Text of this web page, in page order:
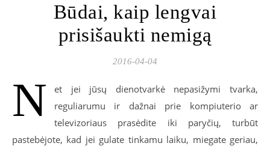
Būdai, kaip lengvai
prisišaukti nemigą
2016-04-04
N
et jei jūsų dienotvarkė nepasižymi tvarka,
reguliarumu ir dažnai prie kompiuterio ar
televizoriaus prasėdite iki paryčių, turbūt
pastebėjote, kad jei gulate tinkamu laiku, miegate geriau,